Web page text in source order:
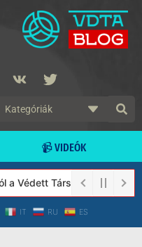
📹 VIDEÓK
Társadalom
IT RU ES